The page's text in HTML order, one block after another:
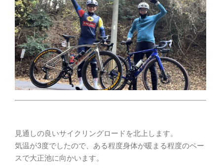
見通しの良いサイクリングロードを北上します。
気温が3度でしたので、ある程度身体が暖まる程度のペー
スで大正池に向かいます。